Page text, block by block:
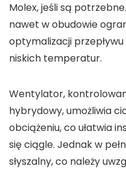
Molex, jeśli są
nawet w obudowie
optymalizacji
niskich temperatur.
Wentylator,
hybrydowy, umożliwia
obciążeniu, co ułatwia
się ciągle. Jednak w
słyszalny, co należy